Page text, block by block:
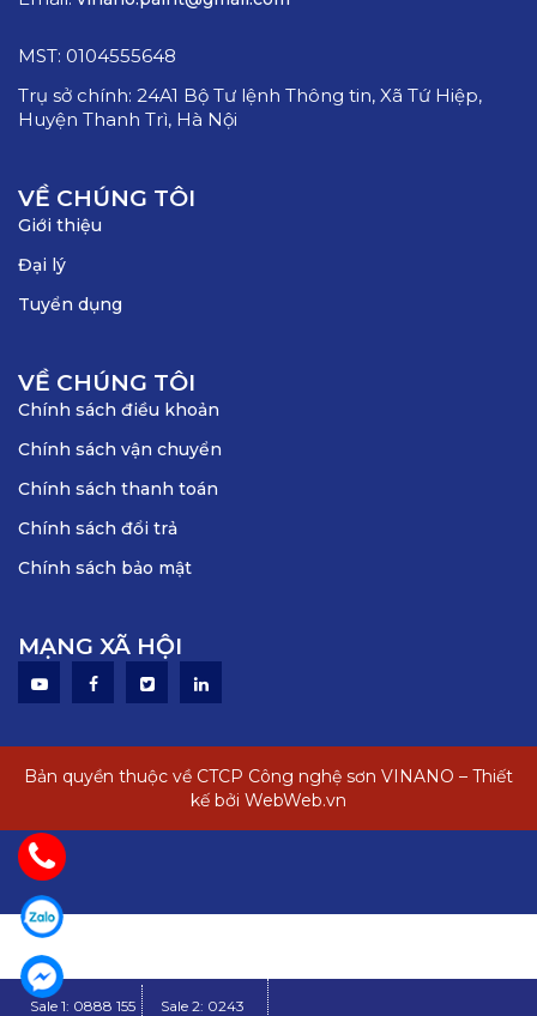
MST: 0104555648
Trụ sở chính: 24A1 Bộ Tư lệnh Thông tin, Xã Tứ Hiệp,
Huyện Thanh Trì, Hà Nội
VỀ CHÚNG TÔI
Giới thiệu
Đại lý
Tuyển dụng
VỀ CHÚNG TÔI
Chính sách điều khoản
Chính sách vận chuyển
Chính sách thanh toán
Chính sách đổi trả
Chính sách bảo mật
MẠNG XÃ HỘI
Bản quyền thuộc về CTCP Công nghệ sơn VINANO – Thiết
kế bởi WebWeb.vn
Sale 1: 0888 155 Sale 2: 0243